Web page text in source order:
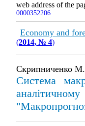
web address of the
0000352206
Economy and
(2014, № 4)
Скрипниченко М.
Система